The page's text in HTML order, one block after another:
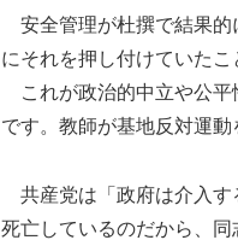
安全管理が杜撰で結果的
にそれを押し付けていたこ
これが政治的中立や公平
です。教師が基地反対運
共産党は「政府は介入す
死亡しているのだから、同